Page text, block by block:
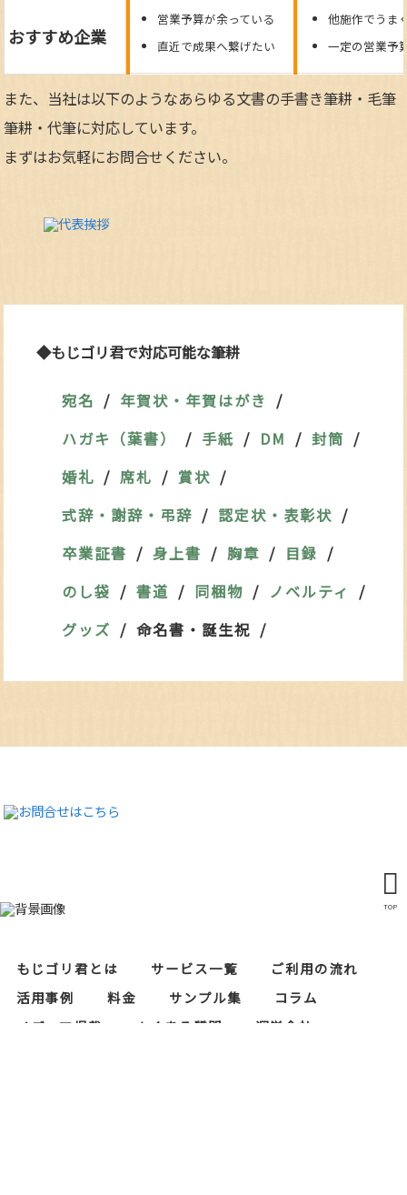
おすすめ企業
営業予算が余っている
直近で成果へ繋げたい
他施作でうま
一定の営業予
また、当社は以下のようなあらゆる文書の手書き筆耕・毛筆
筆耕・代筆に対応しています。
まずはお気軽にお問合せください。
◆もじゴリ君で対応可能な筆耕
宛名
年賀状・年賀はがき
ハガキ（葉書）
手紙 DM
封筒
婚礼
席札
賞状
式辞・謝辞・弔辞
認定状・表彰状
卒業証書
身上書 胸章
目録
のし袋
書道 同梱物
ノベルティ
グッズ
命名書・誕生祝
TOP
もじゴリ君とは サービス一覧
ご利用の流れ
活用事例
料金 サンプル集
コラム
メディア掲載
よくある質問
運営会社